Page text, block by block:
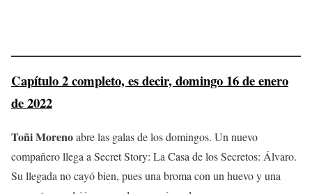
Capítulo 2 completo, es decir, domingo 16 de enero
de 2022
Toñi Morenoabre las galas de los domingos. Un nuevo
compañero llega a Secret Story: La Casa de los Secretos: Álvaro.
Su llegada no cayó bien, pues una broma con un huevo y una